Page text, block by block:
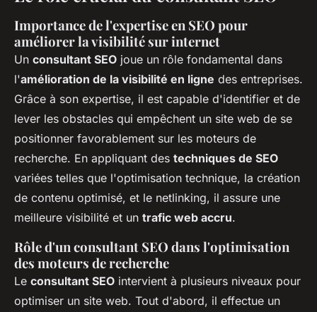
Importance de l'expertise en SEO pour
améliorer la visibilité sur internet
Un consultant SEO joue un rôle fondamental dans
l'amélioration de la visibilité en ligne des entreprises.
Grâce à son expertise, il est capable d'identifier et de
lever les obstacles qui empêchent un site web de se
positionner favorablement sur les moteurs de
recherche. En appliquant des techniques de SEO
variées telles que l'optimisation technique, la création
de contenu optimisé, et le netlinking, il assure une
meilleure visibilité et un trafic web accru.
Rôle d'un consultant SEO dans l'optimisation
des moteurs de recherche
Le consultant SEO intervient à plusieurs niveaux pour
optimiser un site web. Tout d'abord, il effectue un